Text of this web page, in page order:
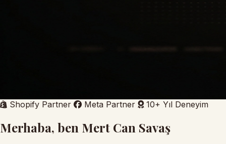
Shopify Partner Meta Partner 10+ Yıl Deneyim
Merhaba, ben Mert Can Savaş